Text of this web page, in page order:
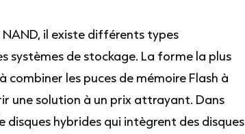
il existe différents types
de stockage. La forme la plus
les puces de mémoire Flash à
une solution à un prix attrayant. Dans
hybrides qui intègrent des disques